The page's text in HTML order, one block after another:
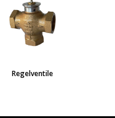
Regelventile